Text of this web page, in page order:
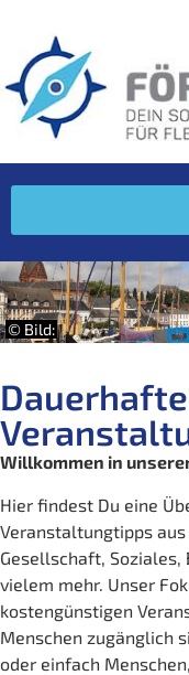
© Bild:
Dauerhafte
Willkommen in
Hier findest Du eine
Veranstaltungtipps aus
Gesellschaft, Soziales,
vielem mehr. Unser
kostengünstigen
Menschen zugänglich
oder einfach